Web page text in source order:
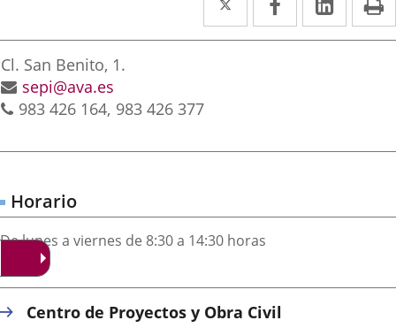
a
a
a
Postal
address
Cl. San Benito, 1.
Email
sepi@ava.es
Phones
983 426 164 983 426 377
Horario
De lunes a viernes de 8:30 a 14:30 horas
Centro de Proyectos y Obra Civil